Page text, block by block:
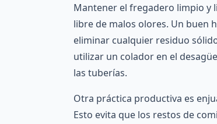
Mantener el fregadero limpio y
libre de malos olores. Un buen
eliminar cualquier residuo
utilizar un colador en el
las tuberías.
Otra práctica productiva es
Esto evita que los restos de